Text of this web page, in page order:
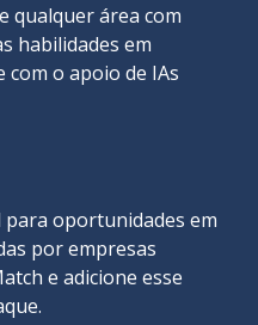
qualquer área com
habilidades em
o apoio de IAs
oportunidades em
por empresas
e adicione esse